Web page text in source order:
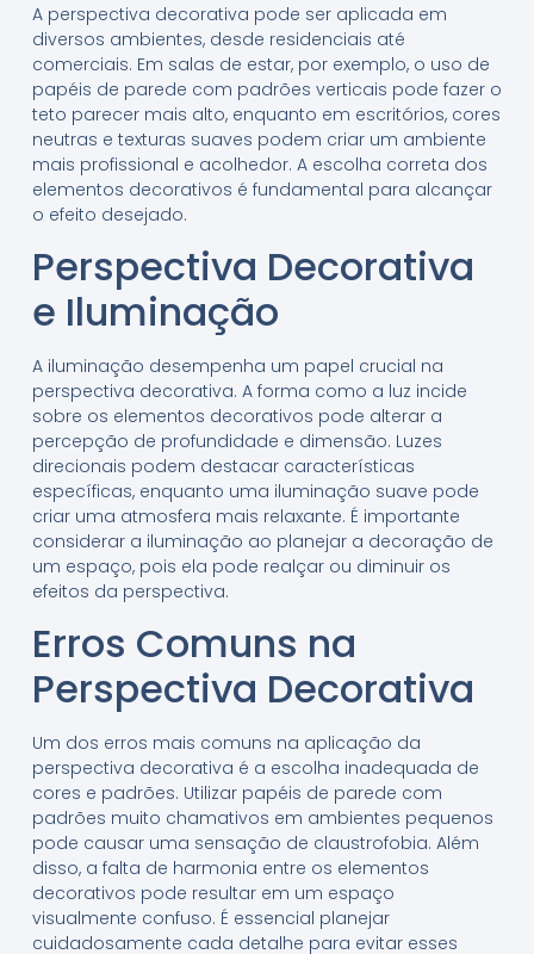
A perspectiva decorativa pode ser aplicada em
diversos ambientes, desde residenciais até
comerciais. Em salas de estar, por exemplo, o uso de
papéis de parede com padrões verticais pode fazer o
teto parecer mais alto, enquanto em escritórios, cores
neutras e texturas suaves podem criar um ambiente
mais profissional e acolhedor. A escolha correta dos
elementos decorativos é fundamental para alcançar
o efeito desejado.
Perspectiva Decorativa
e Iluminação
A iluminação desempenha um papel crucial na
perspectiva decorativa. A forma como a luz incide
sobre os elementos decorativos pode alterar a
percepção de profundidade e dimensão. Luzes
direcionais podem destacar características
específicas, enquanto uma iluminação suave pode
criar uma atmosfera mais relaxante. É importante
considerar a iluminação ao planejar a decoração de
um espaço, pois ela pode realçar ou diminuir os
efeitos da perspectiva.
Erros Comuns na
Perspectiva Decorativa
Um dos erros mais comuns na aplicação da
perspectiva decorativa é a escolha inadequada de
cores e padrões. Utilizar papéis de parede com
padrões muito chamativos em ambientes pequenos
pode causar uma sensação de claustrofobia. Além
disso, a falta de harmonia entre os elementos
decorativos pode resultar em um espaço
visualmente confuso. É essencial planejar
cuidadosamente cada detalhe para evitar esses